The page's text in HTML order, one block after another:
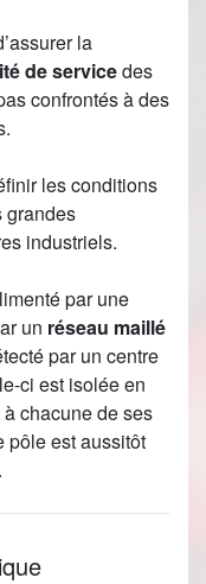
la
de servicedes
confrontés à des
les conditions
grandes
industriels.
par une
un réseau maillé
par un centre
ci est isolée en
chacune de ses
pôle est aussitôt